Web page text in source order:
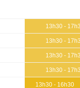
13h30 -
13h30 -
13h30 -
13h30 -
13h30 - 16h30